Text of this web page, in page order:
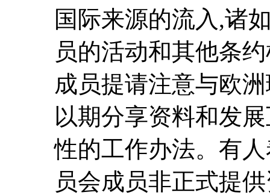
国际来源的流入,诸
员的活动和其他条
成员提请注意与欧
以期分享资料和发
性的工作办法。有
员会成员非正式提